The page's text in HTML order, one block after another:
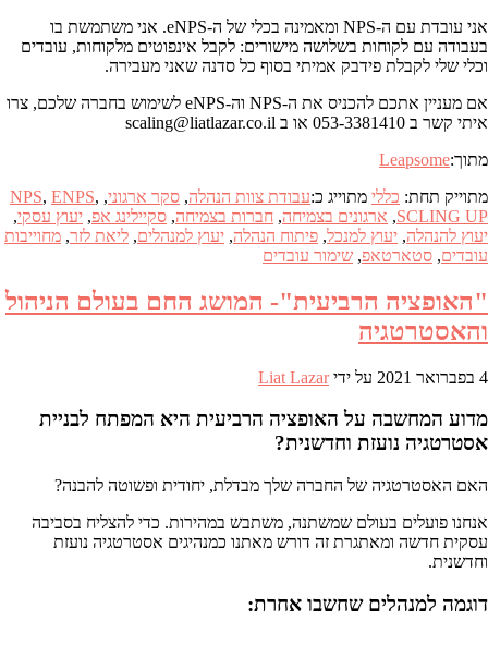
אני עובדת עם ה-NPS ומאמינה בכלי של ה-eNPS. אני משתמשת בו
בעבודה עם לקוחות בשלושה מישורים: לקבל אינפוטים מלקוחות, עובדים
וכלי שלי לקבלת פידבק אמיתי בסוף כל סדנה שאני מעבירה.
אם מעניין אתכם להכניס את ה-NPS וה-eNPS לשימוש בחברה שלכם, צרו
איתי קשר ב 053-3381410 או ב scaling@liatlazar.co.il
מתוך:Leapsome
מתוייק תחת: כללי מתוייג כ:עבודת צוות הנהלה, סקר ארגוני,
NPS, ENPS,
SCLING UP
, ארגונים בצמיחה, חברות בצמיחה, סקיילינג אפ, יעוץ עסקי,
יעוץ להנהלה, יעוץ למנכל, פיתוח הנהלה, יעוץ למנהלים, ליאת לזר, מחוייבות
עובדים, סטארטאפ, שימור עובדים
"האופציה הרביעית"- המושג החם בעולם הניהול
והאסטרטגיה
4 בפברואר 2021 על ידיLiat Lazar
מדוע המחשבה על האופציה הרביעית היא המפתח לבניית
אסטרטגיה נועזת וחדשנית?
האם האסטרטגיה של החברה שלך מבדלת, יחודית ופשוטה להבנה?
אנחנו פועלים בעולם שמשתנה, משתבש במהירות. כדי להצליח בסביבה
עסקית חדשה ומאתגרת זה דורש מאתנו כמנהיגים אסטרטגיה נועזת
וחדשנית.
דוגמה למנהלים שחשבו אחרת: